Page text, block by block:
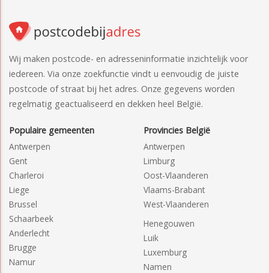
Wij maken postcode- en adresseninformatie inzichtelijk voor
iedereen. Via onze zoekfunctie vindt u eenvoudig de juiste
postcode of straat bij het adres. Onze gegevens worden
regelmatig geactualiseerd en dekken heel België.
Populaire gemeenten
Antwerpen
Gent
Charleroi
Liege
Brussel
Schaarbeek
Anderlecht
Brugge
Namur
Provincies België
Antwerpen
Limburg
Oost-Vlaanderen
Vlaams-Brabant
West-Vlaanderen
Henegouwen
Luik
Luxemburg
Namen